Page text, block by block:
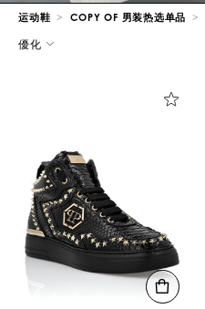
运动鞋 COPY OF 男装热选单品
優化